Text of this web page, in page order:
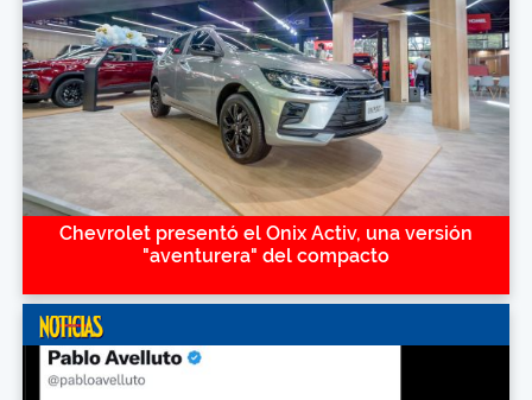
Chevrolet presentó el Onix Activ, una versión
"aventurera" del compacto